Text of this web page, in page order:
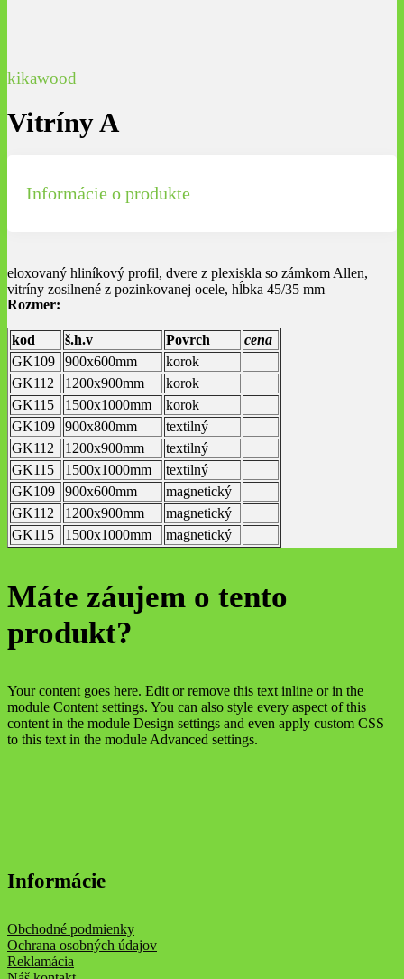
kikawood
Vitríny A
Informácie o produkte
eloxovaný hliníkový profil, dvere z plexiskla so zámkom Allen,
vitríny zosilnené z pozinkovanej ocele, hĺbka 45/35 mm
Rozmer:
kod š.h.v Povrch
cena
GK109
900x600mm
korok
GK112
1200x900mm
korok
GK115
1500x1000mm
korok
GK109
900x800mm
textilný
GK112
1200x900mm
textilný
GK115
1500x1000mm
textilný
GK109
900x600mm
magnetický
GK112
1200x900mm
magnetický
GK115
1500x1000mm magnetický
Máte záujem o tento
produkt?
Your content goes here. Edit or remove this text inline or in the
module Content settings. You can also style every aspect of this
content in the module Design settings and even apply custom CSS
to this text in the module Advanced settings.
Informácie
Obchodné podmienky
Ochrana osobných údajov
Reklamácia